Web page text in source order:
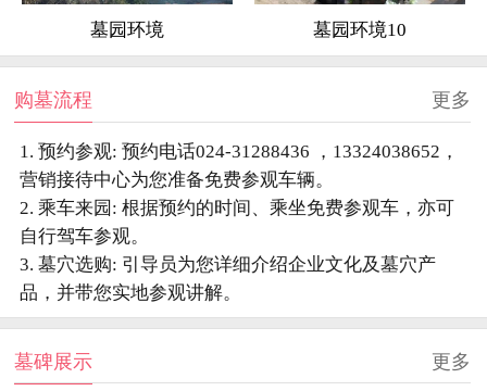
墓园环境 墓园环境10
购墓流程 更多
1. 预约参观: 预约电话024-31288436 ，13324038652，
营销接待中心为您准备免费参观车辆。
2. 乘车来园: 根据预约的时间、乘坐免费参观车，亦可
自行驾车参观。
3. 墓穴选购: 引导员为您详细介绍企业文化及墓穴产
品，并带您实地参观讲解。
墓碑展示 更多